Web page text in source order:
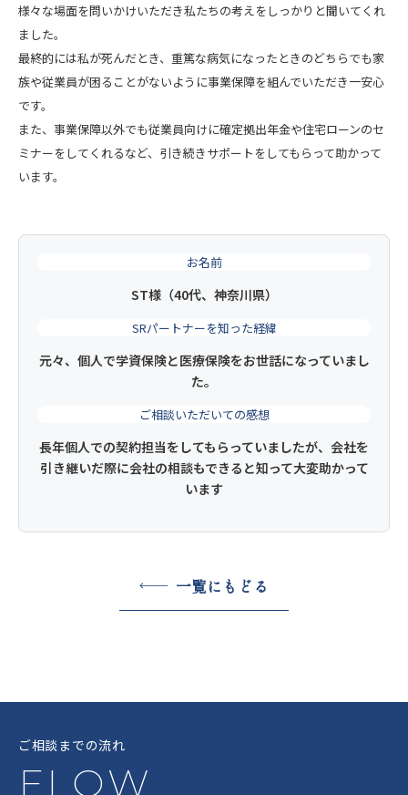
様々な場面を問いかけいただき私たちの考えをしっかりと聞いてくれ
ました。
最終的には私が死んだとき、重篤な病気になったときのどちらでも家
族や従業員が困ることがないように事業保障を組んでいただき一安心
です。
また、事業保障以外でも従業員向けに確定拠出年金や住宅ローンのセ
ミナーをしてくれるなど、引き続きサポートをしてもらって助かって
います。
お名前
ST様（40代、神奈川県）
SRパートナーを知った経緯
元々、個人で学資保険と医療保険をお世話になっていまし
た。
ご相談いただいての感想
長年個人での契約担当をしてもらっていましたが、会社を
引き継いだ際に会社の相談もできると知って大変助かって
います
一覧にもどる
ご相談までの流れ
FLOW